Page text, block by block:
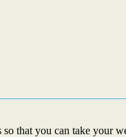
that you can take your